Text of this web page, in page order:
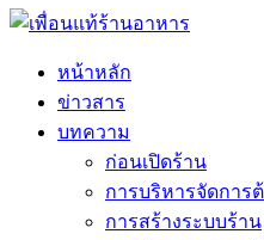
หน้าหลัก
ข่าวสาร
บทความ
ก่อนเปิดร้าน
การบริหารจัดการ
การสร้างระบบร้าน